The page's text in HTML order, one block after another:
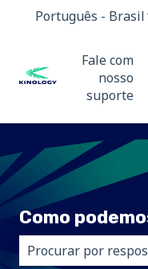
Português - Brasil
Fale com
nosso
suporte
Como